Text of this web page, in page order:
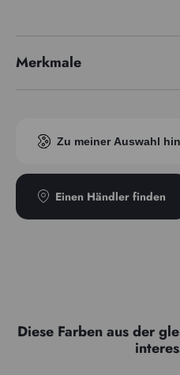
Merkmale
Zu meiner Auswahl
Einen Händler finden
Diese Farben aus der